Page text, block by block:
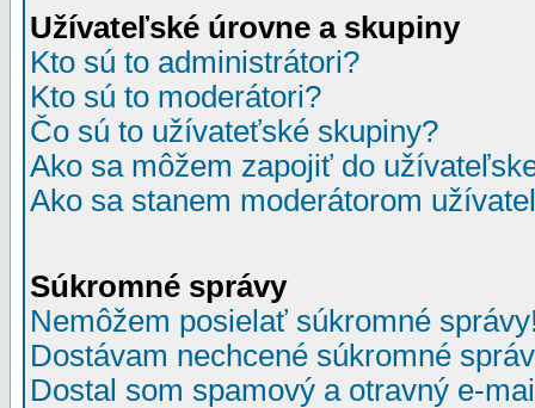
Užívateľské úrovne a skupiny
Kto sú to administrátori?
Kto sú to moderátori?
Čo sú to užívateťské skupiny?
Ako sa môžem zapojiť do
Ako sa stanem moderátorom
Súkromné správy
Nemôžem posielať súkromné
Dostávam nechcené súkromné
Dostal som spamový a otravný e-